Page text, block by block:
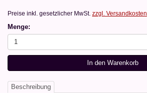
Preise inkl. gesetzlicher MwSt. zzgl. Versandkosten
Menge:
1
In den Warenkorb
Beschreibung